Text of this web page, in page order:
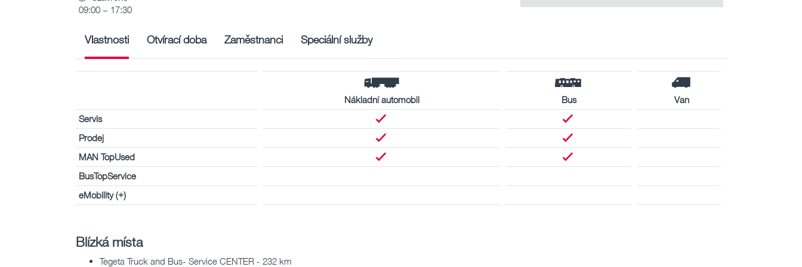
09:00 – 17:30
Vlastnosti Otvírací doba Zaměstnanci Speciální služby
Nákladní automobil Bus
Van
Servis
Prodej
MAN TopUsed
BusTopService
eMobility (+)
Blízká místa
Tegeta Truck and Bus- Service CENTER - 232 km